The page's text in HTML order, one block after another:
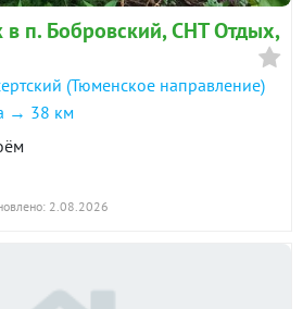
дачи&raquo; &mdash;
жизни:
площадка
(15 кВт), уличное
в п. Бобровский, СНТ Отдых,
(Тюменское направление)
→ 38 км
2.08.2026